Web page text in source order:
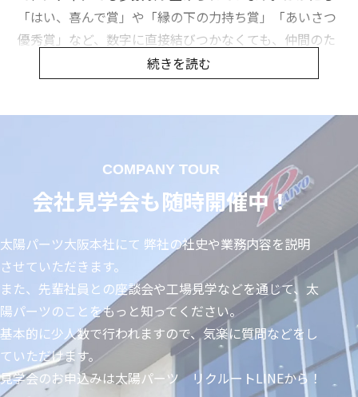
「はい、喜んで賞」や「縁の下の力持ち賞」「あいさつ
優秀賞」など、数字に直接結びつかなくても、仲間のた
め、組織の中で少しでも自分を活かそうとする『頑張
り』を見逃さず、表彰する仕組みを整えています。
太陽パーツは、機械部品や住宅設備機器、医療機器をは
じめとする幅広い製品の設計から開発・販売まで行うメ
ーカー機能とお客様のニーズにお応えする商社機能を併
せ持ったモノづくり集団です。取り扱うアイテム数は2
万点を超え、取引先は一部上場の大手企業を含む650社
以上。キッチンのレンジフードや水栓カラン、高速道路
の標示板、歯科機器や病院の透析機器など、皆さんの身
の回りにも、実はたくさんの当社製品が使われているの
です。普段はあまり見かけない産業機器向けの部品も多
く開発・提供しており、まさに社会インフラや日々の暮
らしを支える企業だと言えます。製販一体だからこそ、
お客様の声を反映させながら製造工程を効率化し、低コ
ストで高機能な製品が提供できるのです。今後は、さら
続きを読む
COMPANY TOUR
会社見学会も随時開催中！
太陽パーツ大阪本社にて 弊社の社史や業務内容を説明
させていただきます。
また、先輩社員との座談会や工場見学などを通じて、太
陽パーツのことをもっと知ってください。
基本的に少人数で行われますので、気楽に質問などをし
ていただけます。
見学会のお申込みは太陽パーツ リクルートLINEから！